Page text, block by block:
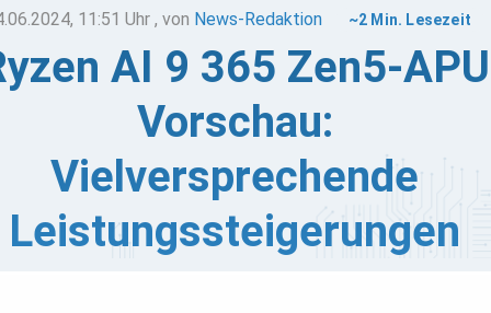
11:51 Uhr , von News-Redaktion ~2 Min. Lesezeit
AI 9 365 Zen5-APU
Vorschau:
Vielversprechende
Leistungssteigerungen